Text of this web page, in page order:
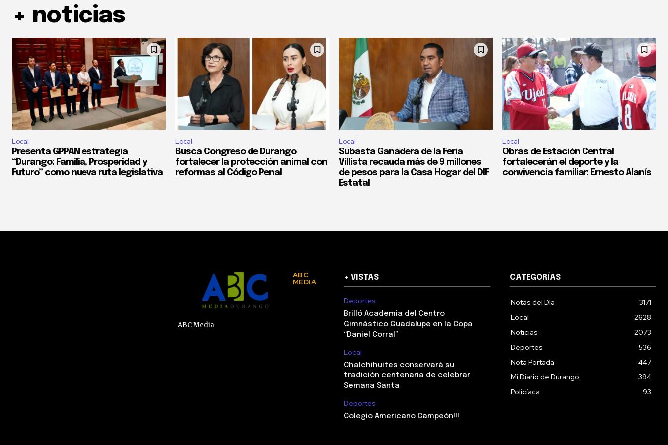
+ noticias
Local
Presenta GPPAN estrategia
“Durango: Familia, Prosperidad y
Futuro” como nueva ruta legislativa
Local
Busca Congreso de Durango
fortalecer la protección animal con
reformas al Código Penal
Local
Subasta Ganadera de la Feria
Villista recauda más de 9 millones
de pesos para la Casa Hogar del DIF
Estatal
Local
Obras de Estación Central
fortalecerán el deporte y la
convivencia familiar: Ernesto Alanís
ABC
MEDIA
ABC Media
+ VISTAS
Deportes
Brilló Academia del Centro
Gimnástico Guadalupe en la Copa
“Daniel Corral”
Local
Chalchihuites conservará su
tradición centenaria de celebrar
Semana Santa
Deportes
Colegio Americano Campeón!!!
CATEGORÍAS
Notas del Día
3171
Local
2628
Noticias
2073
Deportes
536
Nota Portada
447
Mi Diario de Durango
394
Policíaca
93